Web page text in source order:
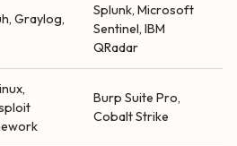
Graylog,
Splunk, Microsoft
Sentinel, IBM
QRadar
Burp Suite Pro,
Cobalt Strike